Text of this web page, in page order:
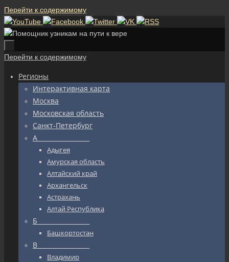
Перейти к содержимому
Перейти к содержимому
Регионы
Интерактивная карта
Москва
Московская область
Санкт-Петербург
А_________________
Адыгея
Амурская область
Алтайский край
Архангельск
Астрахань
Алтай Республика
Б_________________
Башкортостан
В_________________
Владимир